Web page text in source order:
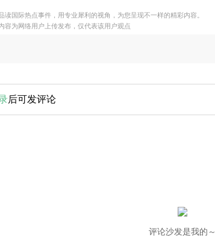
读国际热点事件，用专业犀利的视角，为您呈现不一样的精彩内容。
容为网络用户上传发布，仅代表该用户观点
后可发评论
评论沙发是我的～